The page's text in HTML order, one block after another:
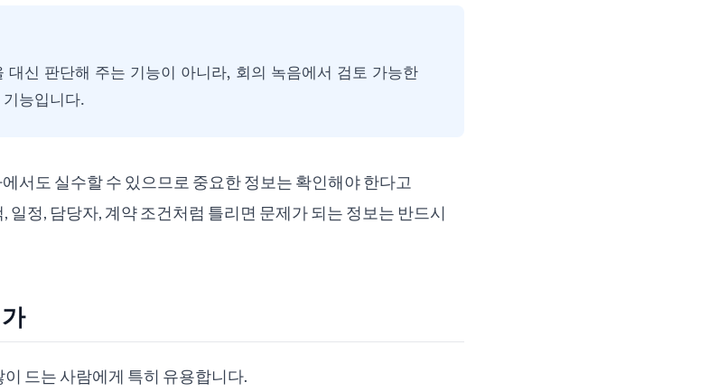
대신 판단해 주는 기능이 아니라, 회의 녹음에서 검토 가능한
능입니다.
서도 실수할 수 있으므로 중요한 정보는 확인해야 한다고
일정, 담당자, 계약 조건처럼 틀리면 문제가 되는 정보는 반드시
드는 사람에게 특히 유용합니다.